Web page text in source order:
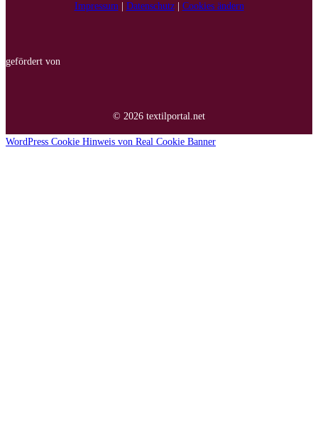
Impressum| Datenschutz| Cookies ändern
gefördert von
© 2026 textilportal.net
WordPress Cookie Hinweis von Real Cookie Banner